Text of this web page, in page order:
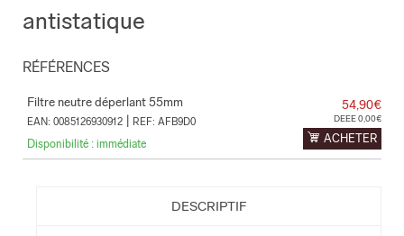
antistatique
RÉFÉRENCES
Filtre neutre déperlant 55mm
EAN: 0085126930912 | REF: AFB9D0
Disponibilité : immédiate
54,90€
DEEE 0,00€
ACHETER
DESCRIPTIF